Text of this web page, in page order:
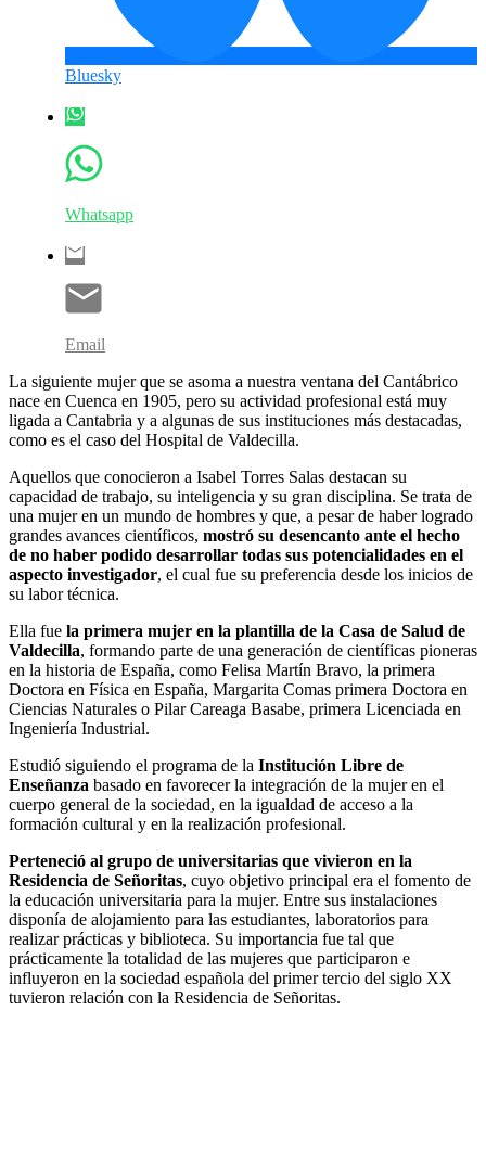
Bluesky
Whatsapp
Email
La siguiente mujer que se asoma a nuestra ventana del Cantábrico
nace en Cuenca en 1905, pero su actividad profesional está muy
ligada a Cantabria y a algunas de sus instituciones más destacadas,
como es el caso del Hospital de Valdecilla.
Aquellos que conocieron a Isabel Torres Salas destacan su
capacidad de trabajo, su inteligencia y su gran disciplina. Se trata de
una mujer en un mundo de hombres y que, a pesar de haber logrado
grandes avances científicos, mostró su desencanto ante el hecho
de no haber podido desarrollar todas sus potencialidades en el
aspecto investigador, el cual fue su preferencia desde los inicios de
su labor técnica.
Ella fue la primera mujer en la plantilla de la Casa de Salud de
Valdecilla, formando parte de una generación de científicas pioneras
en la historia de España, como Felisa Martín Bravo, la primera
Doctora en Física en España, Margarita Comas primera Doctora en
Ciencias Naturales o Pilar Careaga Basabe, primera Licenciada en
Ingeniería Industrial.
Estudió siguiendo el programa de la Institución Libre de
Enseñanza basado en favorecer la integración de la mujer en el
cuerpo general de la sociedad, en la igualdad de acceso a la
formación cultural y en la realización profesional.
Perteneció al grupo de universitarias que vivieron en la
Residencia de Señoritas, cuyo objetivo principal era el fomento de
la educación universitaria para la mujer. Entre sus instalaciones
disponía de alojamiento para las estudiantes, laboratorios para
realizar prácticas y biblioteca. Su importancia fue tal que
prácticamente la totalidad de las mujeres que participaron e
influyeron en la sociedad española del primer tercio del siglo XX
tuvieron relación con la Residencia de Señoritas.